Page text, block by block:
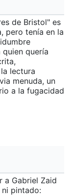
de Bristol" es
pero tenía en la
quería
lectura
menuda, un
a la fugacidad
a Gabriel Zaid
pintado: